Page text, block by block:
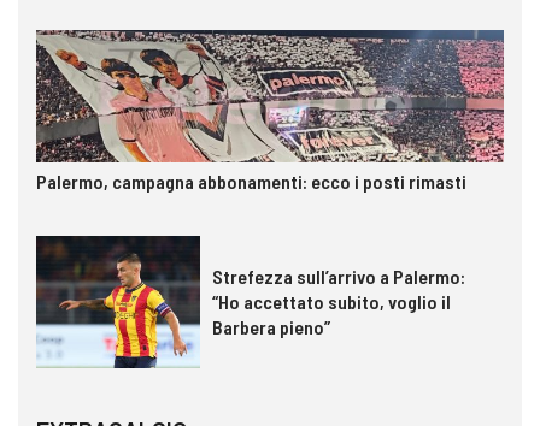
Palermo, campagna abbonamenti: ecco i posti rimasti
Strefezza sull’arrivo a Palermo:
“Ho accettato subito, voglio il
Barbera pieno”